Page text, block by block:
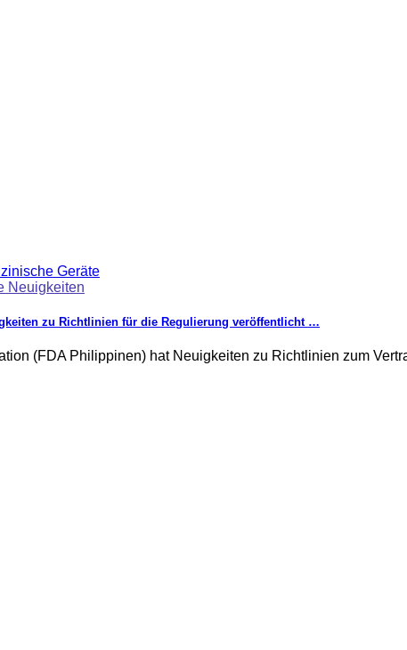
Neuigkeiten
zu Richtlinien für die Regulierung veröffentlicht …
(FDA Philippinen) hat Neuigkeiten zu Richtlinien zum